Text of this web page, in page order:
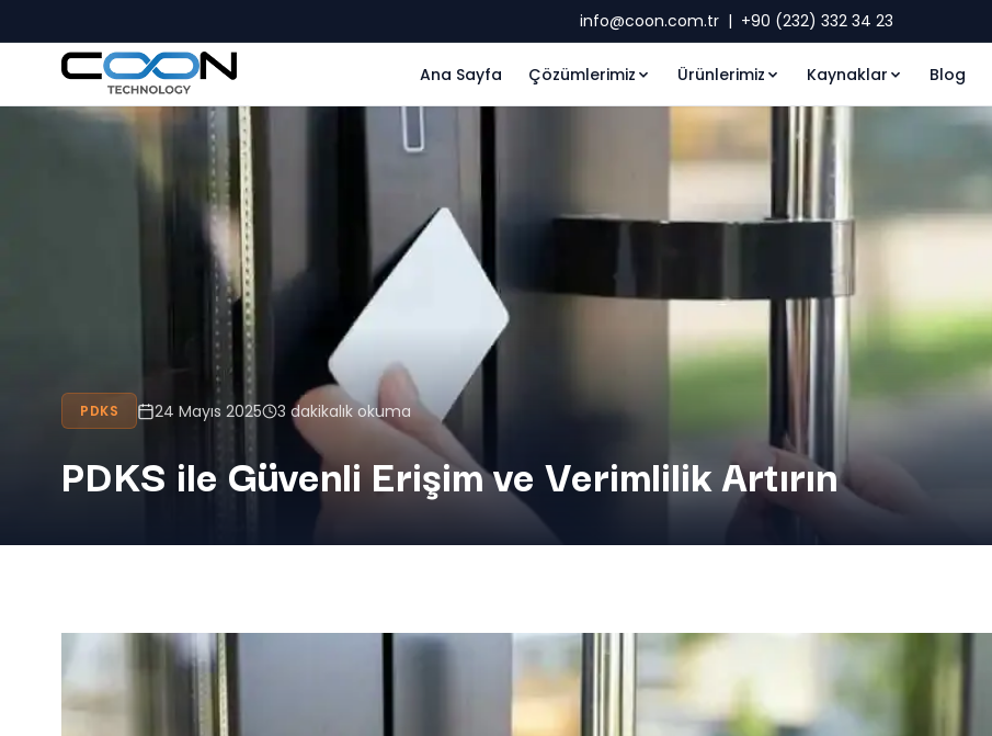
info@coon.com.tr | +90 (232) 332 34 23
Ana Sayfa Çözümlerimiz Ürünlerimiz Kaynaklar Blog
PDKS 24 Mayıs 2025 3 dakikalık okuma
PDKS ile Güvenli Erişim ve Verimlilik Artırın